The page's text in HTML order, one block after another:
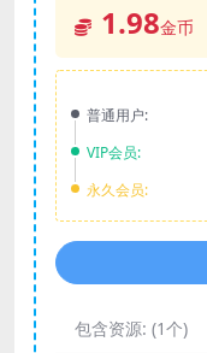
1.98金币
普通用户:
VIP会员:
永久会员:
包含资源: (1个)